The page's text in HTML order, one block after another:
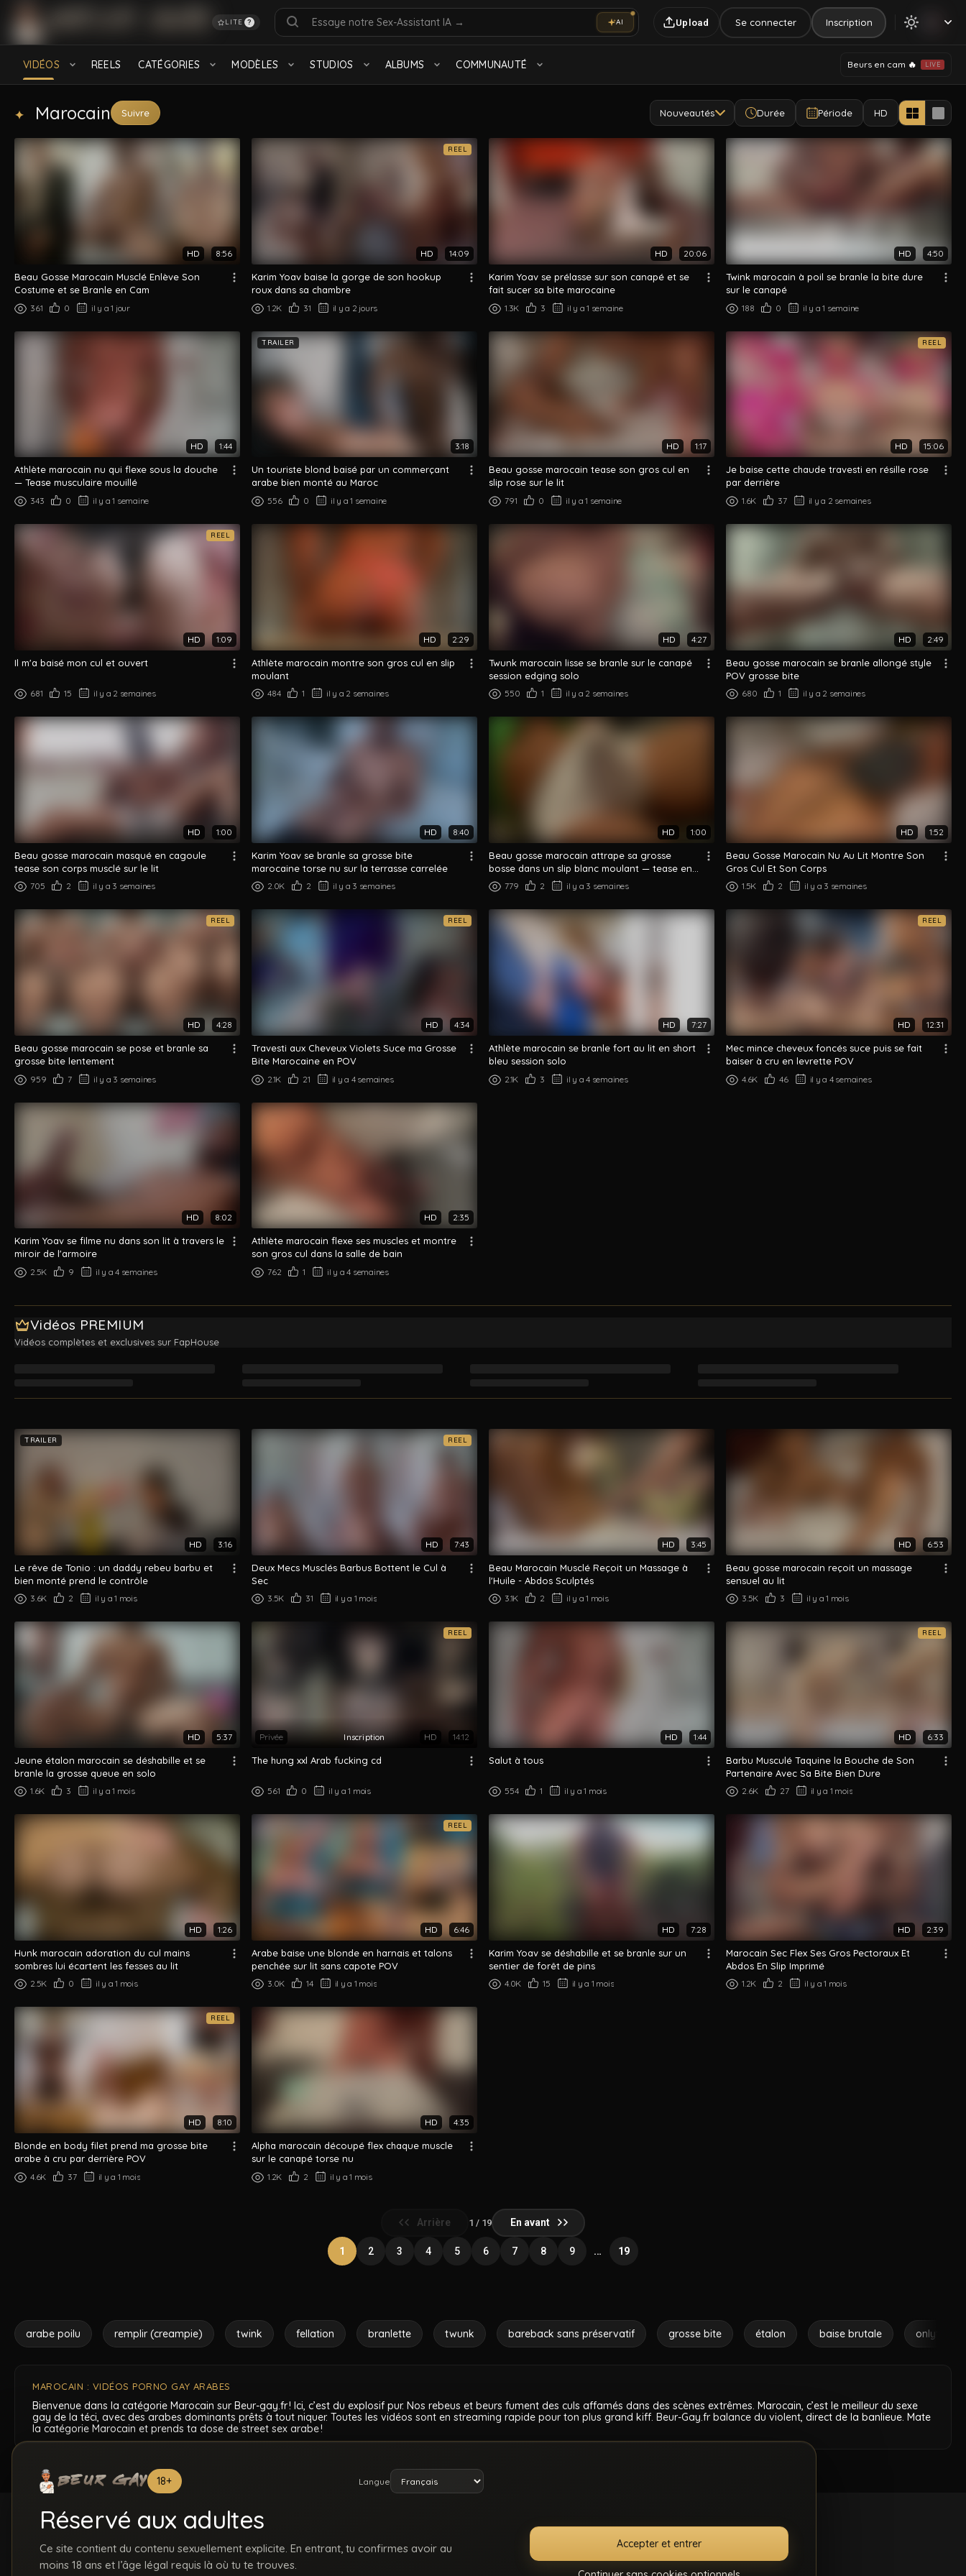
18+ Langue
Réservé aux adultes
Ce site contient du contenu sexuellement explicite. En entrant, tu confirmes avoir au
moins 18 ans et l’âge légal requis là où tu te trouves.
Accepter et entrer
LITE ? AI Upload Se connecter Inscription
Black
Algérien
Hétéros
803 videos
Oral Sex Arab on Arab
18 videos
MODÈLES
VIDÉOS REELS CATÉGORIES MODÈLES STUDIOS ALBUMS COMMUNAUTÉ Beurs en cam 🔥 LIVE
Marocain Suivre Nouveautés Durée Période HD
HD 8:56
Beau Gosse Marocain Musclé Enlève Son
Costume et se Branle en Cam
361 0 il y a 1 jour
REEL
HD 14:09
Karim Yoav baise la gorge de son hookup
roux dans sa chambre
1.2K 31 il y a 2 jours
HD 20:06
Karim Yoav se prélasse sur son canapé et se
fait sucer sa bite marocaine
1.3K 3 il y a 1 semaine
HD 4:50
Twink marocain à poil se branle la bite dure
sur le canapé
188 0 il y a 1 semaine
HD 1:44
Athlète marocain nu qui flexe sous la douche
— Tease musculaire mouillé
343 0 il y a 1 semaine
TRAILER
3:18
Un touriste blond baisé par un commerçant
arabe bien monté au Maroc
556 0 il y a 1 semaine
HD 1:17
Beau gosse marocain tease son gros cul en
slip rose sur le lit
791 0 il y a 1 semaine
REEL
HD 15:06
Je baise cette chaude travesti en résille rose
par derrière
1.6K 37 il y a 2 semaines
REEL
HD 1:09
Il m'a baisé mon cul et ouvert
681 15 il y a 2 semaines
HD 2:29
Athlète marocain montre son gros cul en slip
moulant
484 1 il y a 2 semaines
HD 4:27
Twunk marocain lisse se branle sur le canapé
session edging solo
550 1 il y a 2 semaines
HD 2:49
Beau gosse marocain se branle allongé style
POV grosse bite
680 1 il y a 2 semaines
HD 1:00
Beau gosse marocain masqué en cagoule
tease son corps musclé sur le lit
705 2 il y a 3 semaines
HD 8:40
Karim Yoav se branle sa grosse bite
marocaine torse nu sur la terrasse carrelée
2.0K 2 il y a 3 semaines
HD 1:00
Beau gosse marocain attrape sa grosse
bosse dans un slip blanc moulant — tease en
...
779 2 il y a 3 semaines
HD 1:52
Beau Gosse Marocain Nu Au Lit Montre Son
Gros Cul Et Son Corps
1.5K 2 il y a 3 semaines
REEL
HD 4:28
Beau gosse marocain se pose et branle sa
grosse bite lentement
959 7 il y a 3 semaines
REEL
HD 4:34
Travesti aux Cheveux Violets Suce ma Grosse
Bite Marocaine en POV
2.1K 21 il y a 4 semaines
HD 7:27
Athlète marocain se branle fort au lit en short
bleu session solo
2.1K 3 il y a 4 semaines
REEL
HD 12:31
Mec mince cheveux foncés suce puis se fait
baiser à cru en levrette POV
4.6K 46 il y a 4 semaines
HD 8:02
Karim Yoav se filme nu dans son lit à travers le
miroir de l'armoire
2.5K 9 il y a 4 semaines
HD 2:35
Athlète marocain flexe ses muscles et montre
son gros cul dans la salle de bain
762 1 il y a 4 semaines
Vidéos PREMIUM
Vidéos complètes et exclusives sur FapHouse
TRAILER
HD 3:16
Le rêve de Tonio : un daddy rebeu barbu et
bien monté prend le contrôle
3.6K 2 il y a 1 mois
REEL
HD 7:43
Deux Mecs Musclés Barbus Bottent le Cul à
Sec
3.5K 31 il y a 1 mois
HD 3:45
Beau Marocain Musclé Reçoit un Massage à
l'Huile - Abdos Sculptés
3.1K 2 il y a 1 mois
HD 6:53
Beau gosse marocain reçoit un massage
sensuel au lit
3.5K 3 il y a 1 mois
HD 5:37
Jeune étalon marocain se déshabille et se
branle la grosse queue en solo
1.6K 3 il y a 1 mois
Privée
REEL
HD 14:12
The hung xxl Arab fucking cd
561 0 il y a 1 mois
HD 1:44
Salut à tous
554 1 il y a 1 mois
REEL
HD 6:33
Barbu Musculé Taquine la Bouche de Son
Partenaire Avec Sa Bite Bien Dure
2.6K 27 il y a 1 mois
HD 1:26
Hunk marocain adoration du cul mains
sombres lui écartent les fesses au lit
2.5K 0 il y a 1 mois
REEL
HD 6:46
Arabe baise une blonde en harnais et talons
penchée sur lit sans capote POV
3.0K 14 il y a 1 mois
HD 7:28
Karim Yoav se déshabille et se branle sur un
sentier de forêt de pins
4.0K 15 il y a 1 mois
HD 2:39
Marocain Sec Flex Ses Gros Pectoraux Et
Abdos En Slip Imprimé
1.2K 2 il y a 1 mois
REEL
HD 8:10
Blonde en body filet prend ma grosse bite
arabe à cru par derrière POV
4.6K 37 il y a 1 mois
HD 4:35
Alpha marocain découpé flex chaque muscle
sur le canapé torse nu
1.2K 2 il y a 1 mois
Arrière 1 / 19 En avant
1 2 3 4 5 6 7 8 9 … 19
arabe poilu remplir (creampie) twink fellation branlette twunk bareback sans préservatif grosse bite étalon baise brutale onlyfans
MAROCAIN : VIDÉOS PORNO GAY ARABES
Bienvenue dans la catégorie Marocain sur Beur-gay.fr ! Ici, c’est du explosif pur. Nos rebeus et beurs fument des culs affamés dans des scènes extrêmes. Marocain, c’est le meilleur du sexe
gay de la téci, avec des arabes dominants prêts à tout niquer. Toutes les vidéos sont en streaming rapide pour ton plus grand kiff. Beur-Gay.fr balance du violent, direct de la banlieue. Mate
la catégorie Marocain et prends ta dose de street sex arabe !